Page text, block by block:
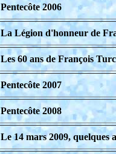
Pentecôte 2006
La Légion d'honneur de
Les 60 ans de François
Pentecôte 2007
Pentecôte 2008
Le 14 mars 2009, quelques